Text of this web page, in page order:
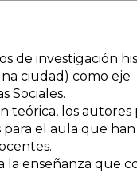
de investigación
ciudad) como eje
Sociales.
teórica, los autores
el aula que han
enseñanza que